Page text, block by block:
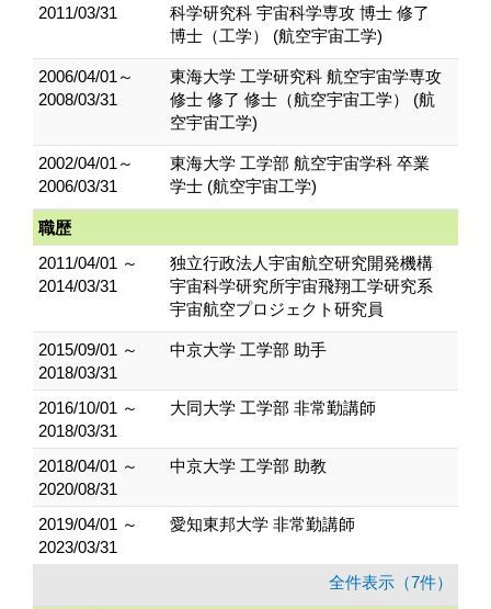
2011/03/31
科学研究科 宇宙科学専攻 博士 修了
博士（工学） (航空宇宙工学)
2006/04/01～
2008/03/31
東海大学 工学研究科 航空宇宙学専攻
修士 修了 修士（航空宇宙工学） (航
空宇宙工学)
2002/04/01～
2006/03/31
東海大学 工学部 航空宇宙学科 卒業
学士 (航空宇宙工学)
職歴
2011/04/01 ～
2014/03/31
独立行政法人宇宙航空研究開発機構
宇宙科学研究所宇宙飛翔工学研究系
宇宙航空プロジェクト研究員
2015/09/01 ～
2018/03/31
中京大学 工学部 助手
2016/10/01 ～
2018/03/31
大同大学 工学部 非常勤講師
2018/04/01 ～
2020/08/31
中京大学 工学部 助教
2019/04/01 ～
2023/03/31
愛知東邦大学 非常勤講師
全件表示（7件）